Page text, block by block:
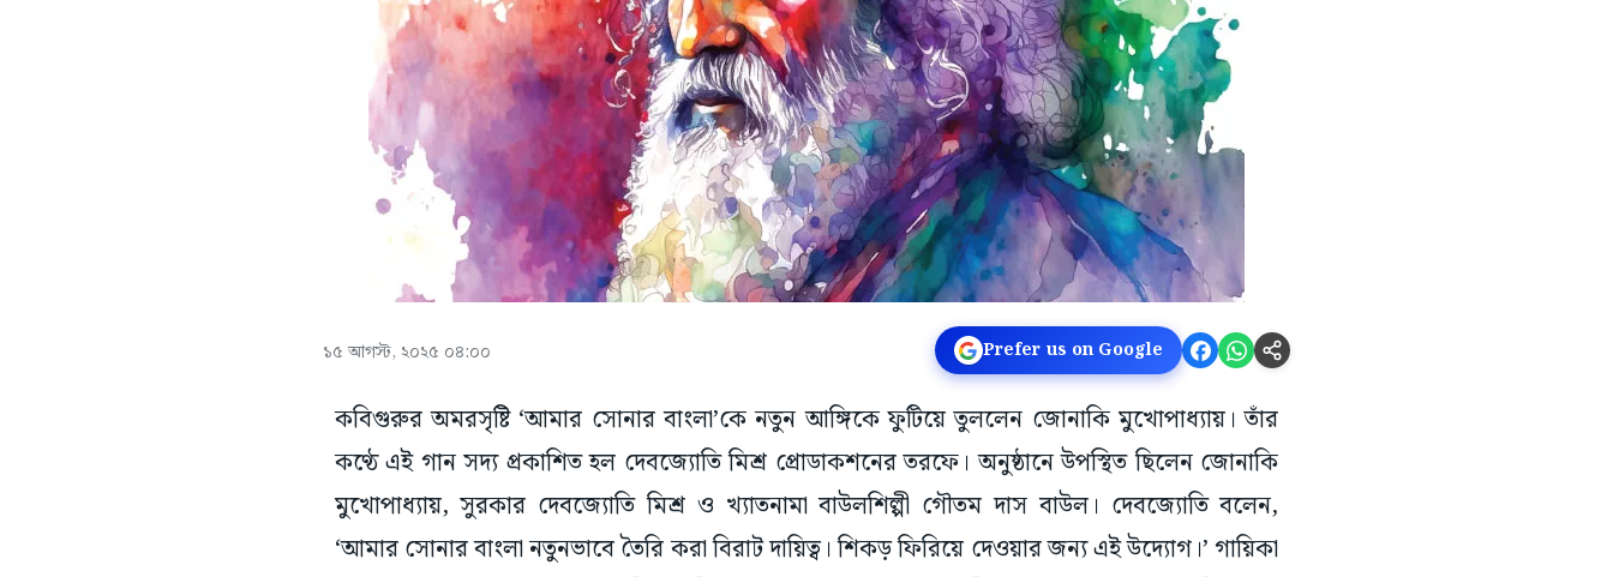
১৫ আগস্ট, ২০২৫ ০৪:০০ Prefer us on Google
কবিগুরুর অমরসৃষ্টি ‘আমার সোনার বাংলা’কে নতুন আঙ্গিকে ফুটিয়ে তুললেন জোনাকি মুখোপাধ্যায়। তাঁর
কণ্ঠে এই গান সদ্য প্রকাশিত হল দেবজ্যোতি মিশ্র প্রোডাকশনের তরফে। অনুষ্ঠানে উপস্থিত ছিলেন জোনাকি
মুখোপাধ্যায়, সুরকার দেবজ্যোতি মিশ্র ও খ্যাতনামা বাউলশিল্পী গৌতম দাস বাউল। দেবজ্যোতি বলেন,
‘আমার সোনার বাংলা নতুনভাবে তৈরি করা বিরাট দায়িত্ব। শিকড় ফিরিয়ে দেওয়ার জন্য এই উদ্যোগ।’ গায়িকা